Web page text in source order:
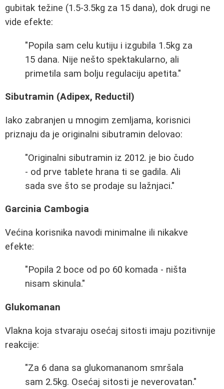
gubitak težine (1.5-3.5kg za 15 dana), dok drugi ne
vide efekte:
"Popila sam celu kutiju i izgubila 1.5kg za
15 dana. Nije nešto spektakularno, ali
primetila sam bolju regulaciju apetita."
Sibutramin (Adipex, Reductil)
Iako zabranjen u mnogim zemljama, korisnici
priznaju da je originalni sibutramin delovao:
"Originalni sibutramin iz 2012. je bio čudo
- od prve tablete hrana ti se gadila. Ali
sada sve što se prodaje su lažnjaci."
Garcinia Cambogia
Većina korisnika navodi minimalne ili nikakve
efekte:
"Popila 2 boce od po 60 komada - ništa
nisam skinula."
Glukomanan
Vlakna koja stvaraju osećaj sitosti imaju pozitivnije
reakcije:
"Za 6 dana sa glukomananom smršala
sam 2.5kg. Osećaj sitosti je neverovatan."